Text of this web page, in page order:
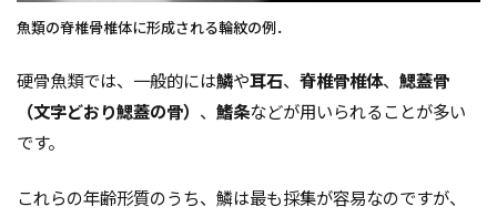
魚類の脊椎骨椎体に形成される輪紋の例．
硬骨魚類では、一般的には鱗や耳石、 脊椎骨椎体、 鰓蓋骨
（文字どおり鰓蓋の骨） 、 鰭条などが用いられることが多い
です。
これらの年齢形質のうち、鱗は最も採集が容易なのですが、